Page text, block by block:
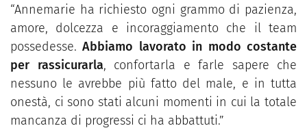
“Annemarie ha richiesto ogni grammo di pazienza,
amore, dolcezza e incoraggiamento che il team
possedesse.Abbiamo lavorato in modo costante
per rassicurarla, confortarla e farle sapere che
nessuno le avrebbe più fatto del male, e in tutta
onestà, ci sono stati alcuni momenti in cui la totale
mancanza di progressi ci ha abbattuti.”